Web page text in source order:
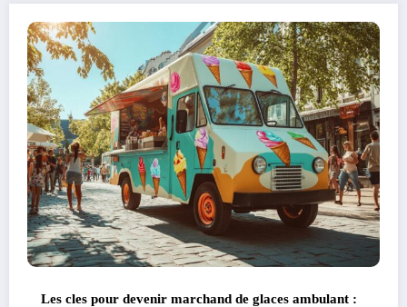
Les cles pour devenir marchand de glaces ambulant :